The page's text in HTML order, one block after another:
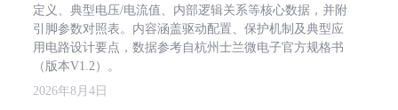
定义、典型电压/电流值、内部逻辑关系等核心数据，并附
引脚参数对照表。内容涵盖驱动配置、保护机制及典型应
用电路设计要点，数据参考自杭州士兰微电子官方规格书
（版本V1.2）。
2026年8月4日